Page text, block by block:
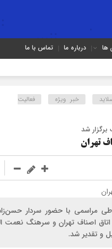
ها درباره ما تماس با ما
خبر ویژه
فعالیت
شد
تهران
مراسمی با حضور سردار
اصناف تهران و سرهنگ نعمت
و تقدیر شد.